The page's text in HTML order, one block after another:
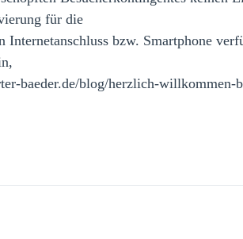
für die
bzw. Smartphone
baeder.de/blog/herzlich-willkommen-